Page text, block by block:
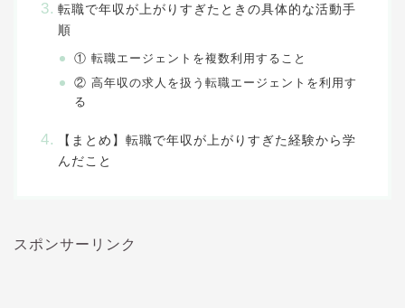
転職で年収が上がりすぎたときの具体的な活動手
順
① 転職エージェントを複数利用すること
② 高年収の求人を扱う転職エージェントを利用す
る
【まとめ】転職で年収が上がりすぎた経験から学
んだこと
スポンサーリンク